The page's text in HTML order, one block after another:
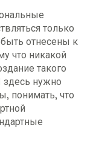
только
отнесены к
что никакой
такого
нужно
понимать, что